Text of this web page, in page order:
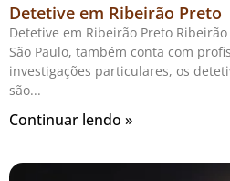
Detetive em Ribeirão Preto
Detetive em Ribeirão Preto
São Paulo, também conta com
investigações particulares, os
são
Continuar lendo »